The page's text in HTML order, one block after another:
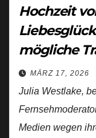
Hochzeit
mögliche
MÄRZ 17, 2026
Julia Westlake,
Medien wegen